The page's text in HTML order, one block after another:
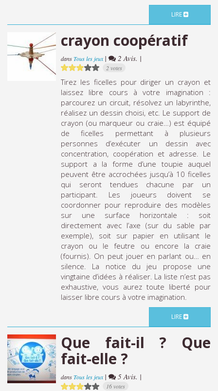
LIRE
crayon coopératif
dansTous les jeux| 2 Avis. |
2 votes
Tirez les ficelles pour diriger un crayon et
laissez libre cours à votre imagination :
parcourez un circuit, résolvez un labyrinthe,
réalisez un dessin choisi, etc. Le support de
crayon (ou marqueur ou craie…) est équipé
de ficelles permettant à plusieurs
personnes d’exécuter un dessin avec
concentration, coopération et adresse. Le
support a la forme d’une toupie auquel
peuvent être accrochées jusqu’à 10 ficelles
qui seront tendues chacune par un
participant. Les joueurs doivent se
coordonner pour reproduire des modèles
sur une surface horizontale : soit
directement avec l’axe (sur du sable par
exemple), soit sur papier en utilisant le
crayon ou le feutre ou encore la craie
(fournis). On peut jouer en parlant ou… en
silence. La notice du jeu propose une
vingtaine d’idées à réaliser. La liste n’est pas
exhaustive, vous aurez toute liberté pour
laisser libre cours à votre imagination.
LIRE
Que fait-il ? Que
fait-elle ?
dansTous les jeux| 5 Avis. |
16 votes